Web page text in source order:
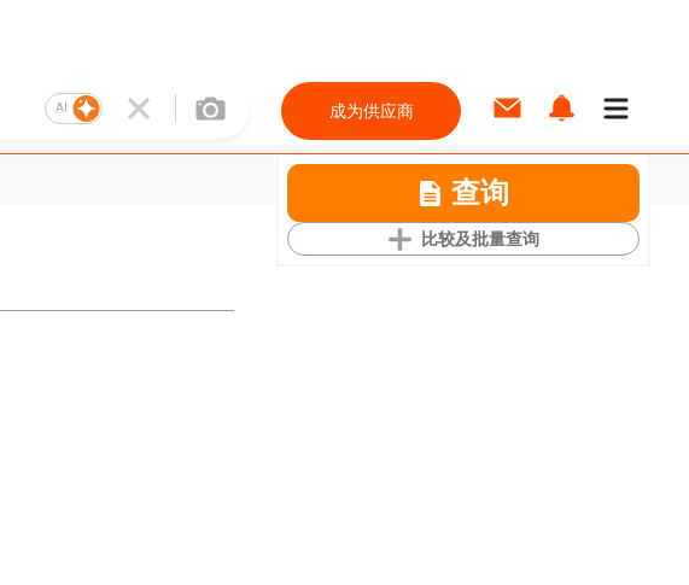
AI 成为供应商
查询
比较及批量查询